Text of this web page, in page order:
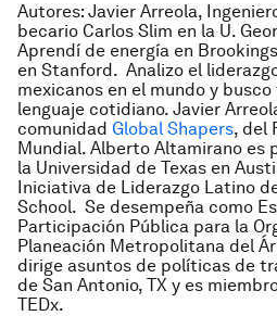
Autores: Javier Arreola,
becario Carlos Slim en la U.
Aprendí de energía en
en Stanford. Analizo el
mexicanos en el mundo y
lenguaje cotidiano. Javier
comunidad Global Shapers, del
Mundial. Alberto Altamirano es
la Universidad de Texas en
Iniciativa de Liderazgo Latino
School. Se desempeña como
Participación Pública para la
Planeación Metropolitana del
dirige asuntos de políticas de
de San Antonio, TX y es
TEDx.